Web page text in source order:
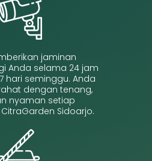
jaminan
Anda selama 24 jam
hari seminggu. Anda
dengan tenang,
nyaman setiap
Sidoarjo.